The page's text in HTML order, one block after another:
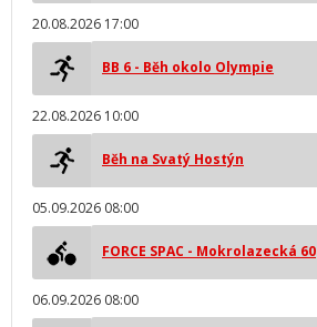
20.08.2026 17:00
BB 6 - Běh okolo Olympie
22.08.2026 10:00
Běh na Svatý Hostýn
05.09.2026 08:00
FORCE SPAC - Mokrolazecká 60
06.09.2026 08:00